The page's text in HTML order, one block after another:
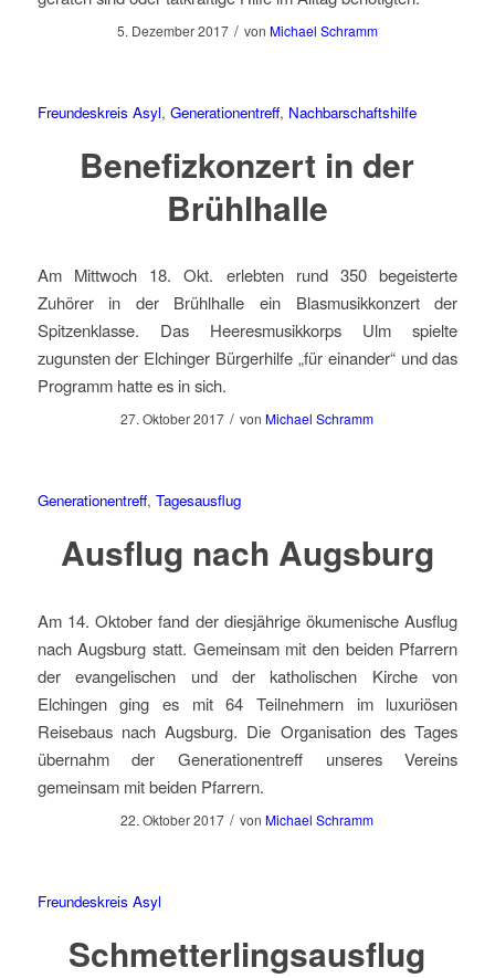
5. Dezember 2017 / von Michael Schramm
Freundeskreis Asyl, Generationentreff, Nachbarschaftshilfe
Benefizkonzert in der
Brühlhalle
Am Mittwoch 18. Okt. erlebten rund 350 begeisterte
Zuhörer in der Brühlhalle ein Blasmusikkonzert der
Spitzenklasse. Das Heeresmusikkorps Ulm spielte
zugunsten der Elchinger Bürgerhilfe „für einander“ und das
Programm hatte es in sich.
27. Oktober 2017 / von Michael Schramm
Generationentreff, Tagesausflug
Ausflug nach Augsburg
Am 14. Oktober fand der diesjährige ökumenische Ausflug
nach Augsburg statt. Gemeinsam mit den beiden Pfarrern
der evangelischen und der katholischen Kirche von
Elchingen ging es mit 64 Teilnehmern im luxuriösen
Reisebaus nach Augsburg. Die Organisation des Tages
übernahm der Generationentreff unseres Vereins
gemeinsam mit beiden Pfarrern.
22. Oktober 2017 / von Michael Schramm
Freundeskreis Asyl
Schmetterlingsausflug